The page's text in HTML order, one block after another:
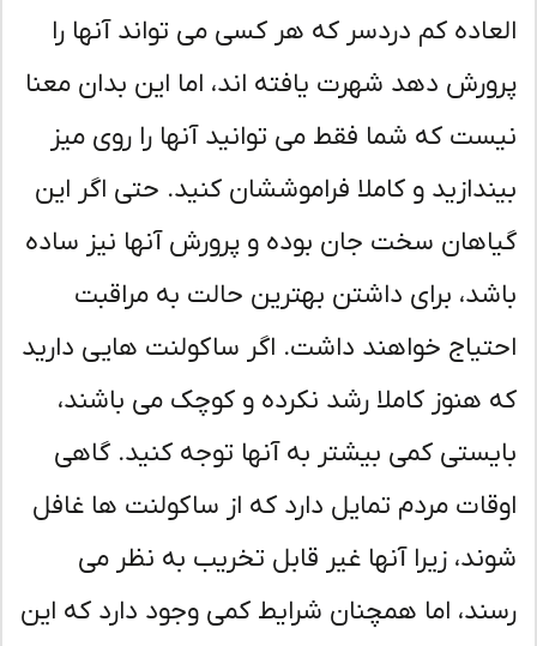
کم دردسر که هر کسی می تواند آنها را
دهد شهرت یافته اند، اما این بدان معنا
که شما فقط می توانید آنها را روی میز
و کاملا فراموششان کنید. حتی اگر این
سخت جان بوده و پرورش آنها نیز ساده
برای داشتن بهترین حالت به مراقبت
خواهند داشت. اگر ساکولنت هایی دارید
هنوز کاملا رشد نکرده و کوچک می باشند،
کمی بیشتر به آنها توجه کنید. گاهی
مردم تمایل دارد که از ساکولنت ها غافل
زیرا آنها غیر قابل تخریب به نظر می
اما همچنان شرایط کمی وجود دارد که این